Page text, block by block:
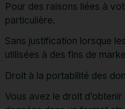
Pour des raisons liées à
particulière.
Sans justification lorsque
utilisées à des fins de
Droit à la portabilité des
Vous avez le droit